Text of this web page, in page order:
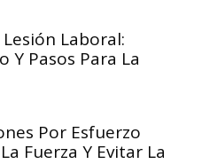
Laboral:
Pasos Para La
Por Esfuerzo
Fuerza Y Evitar La